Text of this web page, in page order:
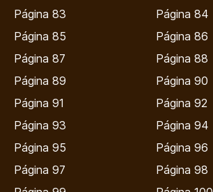
Página 83
Página 84
Página 85
Página 86
Página 87
Página 88
Página 89
Página 90
Página 91
Página 92
Página 93
Página 94
Página 95
Página 96
Página 97
Página 98